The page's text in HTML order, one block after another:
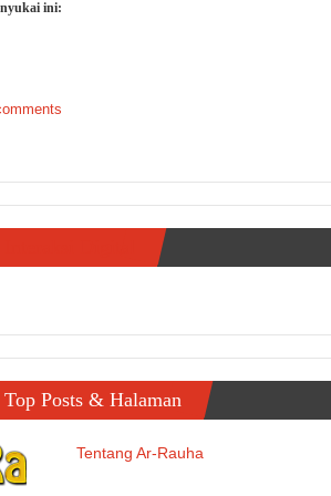
ini:
Top Posts & Halaman
Tentang Ar-Rauha